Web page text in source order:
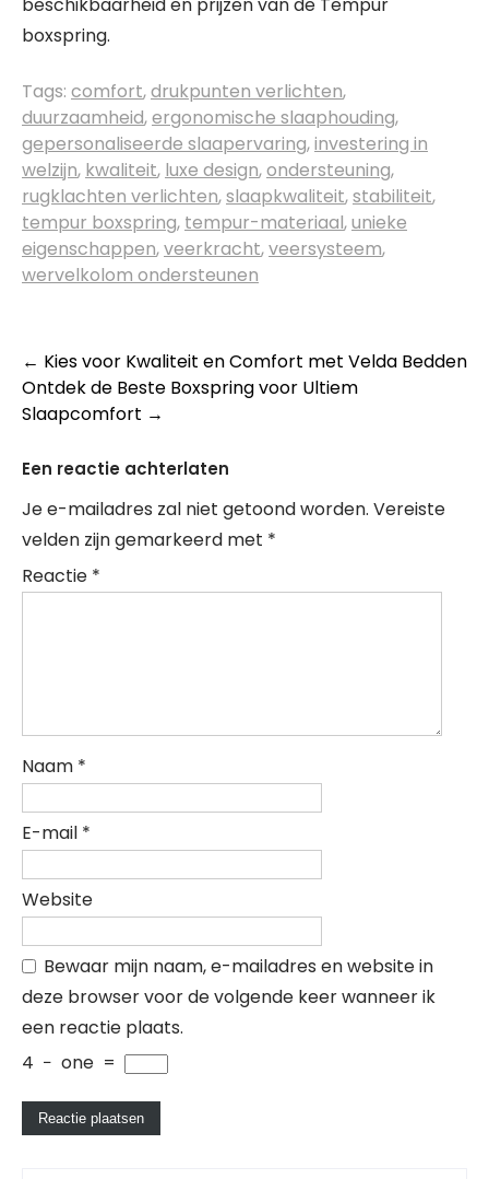
boxspring.
Tags: comfort,drukpunten verlichten,
duurzaamheid,ergonomische slaaphouding,
gepersonaliseerde slaapervaring,investering in
welzijn, kwaliteit, luxe design,ondersteuning,
rugklachten verlichten,slaapkwaliteit,stabiliteit,
tempur boxspring, tempur-materiaal,unieke
eigenschappen,veerkracht,veersysteem,
wervelkolom ondersteunen
Berichtnavigatie
← Kies voor Kwaliteit en Comfort met Velda Bedden
Ontdek de Beste Boxspring voor Ultiem
Slaapcomfort →
Een reactie achterlaten
Je e-mailadres zal niet getoond worden. Vereiste
velden zijn gemarkeerd met *
Reactie *
Naam *
E-mail *
Website
Bewaar mijn naam, e-mailadres en website in
deze browser voor de volgende keer wanneer ik
een reactie plaats.
4 − one =